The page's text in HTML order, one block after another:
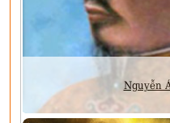
Nguyễn